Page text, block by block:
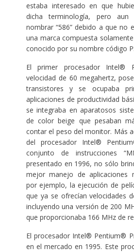
estaba interesado en que
dicha terminología, pero
nombrar “586” debido a que no
una marca compuesta
conocido por su nombre código
El primer procesador Intel®
velocidad de 60 megahertz,
transistores y se ocupaba
aplicaciones de productividad
se integraba en aparatosos
de color beige que pesaban
contar el peso del monitor. Más
del procesador Intel®
conjunto de instrucciones
presentado en 1996, no sólo
mejor manejo de aplicaciones
por ejemplo, la ejecución de
que ya se ofrecían velocidades
incluyendo una versión de 200
que proporcionaba 166 MHz de
El procesador Intel® Pentium®
en el mercado en 1995. Este